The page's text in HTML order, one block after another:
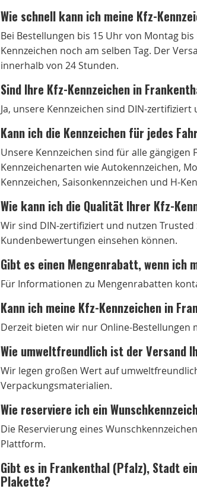
Wie schnell kann ich meine Kfz-
Bei Bestellungen bis 15 Uhr von Montag
Kennzeichen noch am selben Tag. Der
innerhalb von 24 Stunden.
Sind Ihre Kfz-Kennzeichen in
Ja, unsere Kennzeichen sind DIN-
Kann ich die Kennzeichen für jedes
Unsere Kennzeichen sind für alle
Kennzeichenarten wie Autokennzeichen,
Kennzeichen, Saisonkennzeichen und H-
Wie kann ich die Qualität Ihrer Kfz-
Wir sind DIN-zertifiziert und nutzen
Kundenbewertungen einsehen können.
Gibt es einen Mengenrabatt, wenn ich
Für Informationen zu Mengenrabatten
Kann ich meine Kfz-Kennzeichen in
Derzeit bieten wir nur Online-Bestellungen
Wie umweltfreundlich ist der Versand
Wir legen großen Wert auf
Verpackungsmaterialien.
Wie reserviere ich ein
Die Reservierung eines
Plattform.
Gibt es in Frankenthal (Pfalz), Stadt
Plakette?